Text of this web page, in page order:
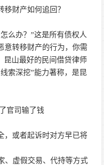
财产如何追回？
么办？”这是所有债权人
意转移财产的行为，你需
昆山最好的民间借贷律师
索深挖”能力著称，是昆
官司输了钱
，或者起诉时对方早已将
、虚假交易、代持等方式